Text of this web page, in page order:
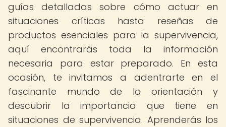
guías detalladas sobre cómo actuar en
situaciones críticas hasta reseñas de
productos esenciales para la supervivencia,
aquí encontrarás toda la información
necesaria para estar preparado. En esta
ocasión, te invitamos a adentrarte en el
fascinante mundo de la orientación y
descubrir la importancia que tiene en
situaciones de supervivencia. Aprenderás los